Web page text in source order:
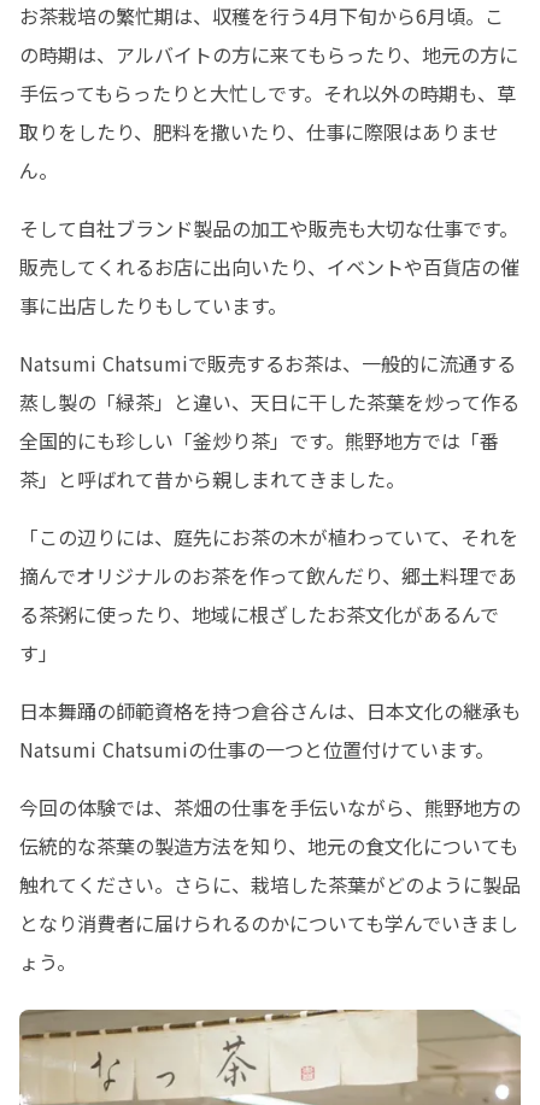
お茶栽培の繁忙期は、収穫を行う4月下旬から6月頃。こ
の時期は、アルバイトの方に来てもらったり、地元の方に
手伝ってもらったりと大忙しです。それ以外の時期も、草
取りをしたり、肥料を撒いたり、仕事に際限はありませ
ん。
そして自社ブランド製品の加工や販売も大切な仕事です。
販売してくれるお店に出向いたり、イベントや百貨店の催
事に出店したりもしています。
Natsumi Chatsumiで販売するお茶は、一般的に流通する
蒸し製の「緑茶」と違い、天日に干した茶葉を炒って作る
全国的にも珍しい「釜炒り茶」です。熊野地方では「番
茶」と呼ばれて昔から親しまれてきました。
「この辺りには、庭先にお茶の木が植わっていて、それを
摘んでオリジナルのお茶を作って飲んだり、郷土料理であ
る茶粥に使ったり、地域に根ざしたお茶文化があるんで
す」
日本舞踊の師範資格を持つ倉谷さんは、日本文化の継承も
Natsumi Chatsumiの仕事の一つと位置付けています。
今回の体験では、茶畑の仕事を手伝いながら、熊野地方の
伝統的な茶葉の製造方法を知り、地元の食文化についても
触れてください。さらに、栽培した茶葉がどのように製品
となり消費者に届けられるのかについても学んでいきまし
ょう。